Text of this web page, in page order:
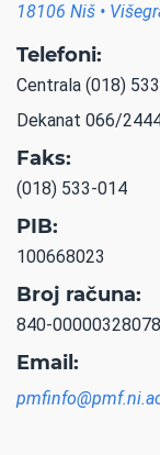
18106 Niš •
Telefoni:
Centrala (018)
Dekanat 066/
Faks:
(018) 533-014
PIB:
100668023
Broj računa:
840-
Email: